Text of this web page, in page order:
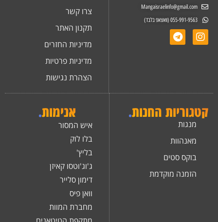
Mangaisraelinfo@gmail.com
055-991-9563 (וואצאפ בלבד)
צרו קשר
תקנון האתר
מדיניות החזרים
מדיניות פרטיות
הצהרת נגישות
קטגוריות החנות.
מנגות
מאנהוות
בוקס סטים
הזמנה מוקדמת
אנימות.
איש המסור
בלו לוק
בליץ'
ג'וג'וטסו קאיזן
דימון סלייר
וואן פיס
מחברת המוות